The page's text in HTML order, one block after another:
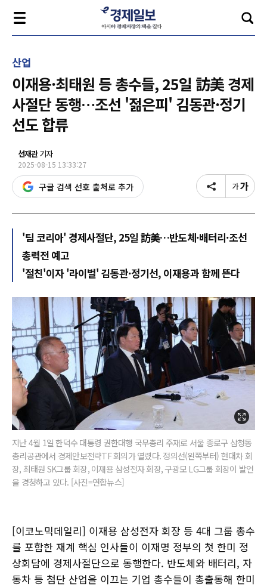
산업
이재용·최태원 등 총수들, 25일 訪美 경제
사절단 동행…조선 '젊은피' 김동관·정기
선도 합류
선재관기자
2025-08-15 13:33:27
구글 검색 선호 출처로 추가
'팀 코리아' 경제사절단, 25일 訪美…반도체·배터리·조선
총력전 예고
'절친'이자 '라이벌' 김동관·정기선, 이재용과 함께 뜬다
지난 4월 1일 한덕수 대통령 권한대행 국무총리 주재로 서울 종로구 삼청동
총리공관에서 경제안보전략TF 회의가 열렸다. 정의선(왼쪽부터) 현대차 회
장, 최태원 SK그룹 회장, 이재용 삼성전자 회장, 구광모 LG그룹 회장이 발언
을 경청하고 있다. [사진=연합뉴스]
[이코노믹데일리] 이재용 삼성전자 회장 등 4대 그룹 총수
를 포함한 재계 핵심 인사들이 이재명 정부의 첫 한미 정
상회담에 경제사절단으로 동행한다. 반도체와 배터리, 자
동차 등 첨단 산업을 이끄는 기업 총수들이 총출동해 한미